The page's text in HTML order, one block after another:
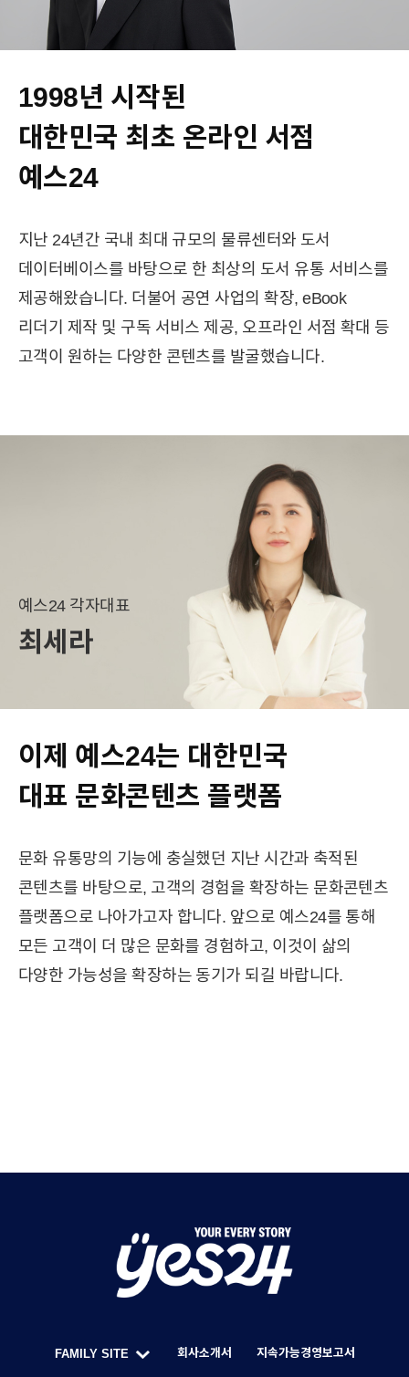
1998년 시작된
대한민국 최초 온라인 서점
예스24
지난 24년간 국내 최대 규모의 물류센터와 도서
데이터베이스를 바탕으로 한 최상의 도서 유통 서비스를
제공해왔습니다. 더불어 공연 사업의 확장, eBook
리더기 제작 및 구독 서비스 제공, 오프라인 서점 확대 등
고객이 원하는 다양한 콘텐츠를 발굴했습니다.
예스24 각자대표
최세라
이제 예스24는 대한민국
대표 문화콘텐츠 플랫폼
문화 유통망의 기능에 충실했던 지난 시간과 축적된
콘텐츠를 바탕으로, 고객의 경험을 확장하는 문화콘텐츠
플랫폼으로 나아가고자 합니다. 앞으로 예스24를 통해
모든 고객이 더 많은 문화를 경험하고, 이것이 삶의
다양한 가능성을 확장하는 동기가 되길 바랍니다.
Y
U
FAMILY SITE 지속가능경영보고서
회사소개서